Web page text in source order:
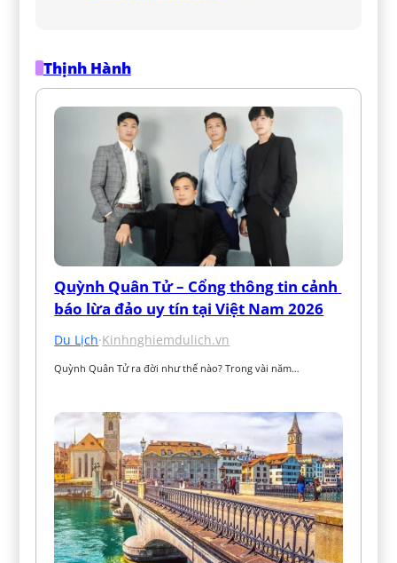
Thịnh Hành
Quỳnh Quân Tử – Cổng thông tin cảnh
báo lừa đảo uy tín tại Việt Nam 2026
Du Lịch·Kinhnghiemdulich.vn
Quỳnh Quân Tử ra đời như thế nào? Trong vài năm…